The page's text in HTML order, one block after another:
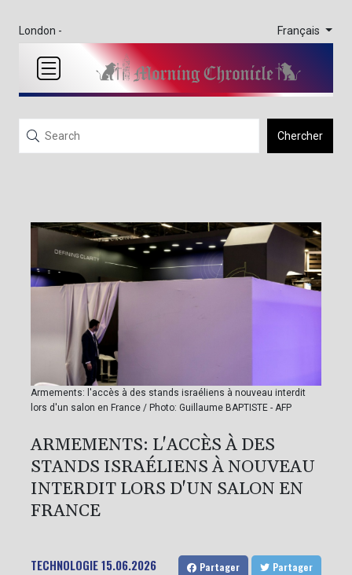
London - Français
Chercher
Armements: l'accès à des stands israéliens à nouveau interdit
lors d'un salon en France / Photo: Guillaume BAPTISTE - AFP
ARMEMENTS: L'ACCÈS À DES
STANDS ISRAÉLIENS À NOUVEAU
INTERDIT LORS D'UN SALON EN
FRANCE
TECHNOLOGIE15.06.2026 Partager Partager